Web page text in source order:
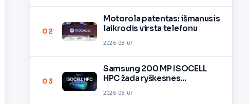
02
Motorola patentas: išmanusis
laikrodis virsta telefonu
2026-08-07
03
Samsung 200 MP ISOCELL
HPC žada ryškesnes
2026-08-07